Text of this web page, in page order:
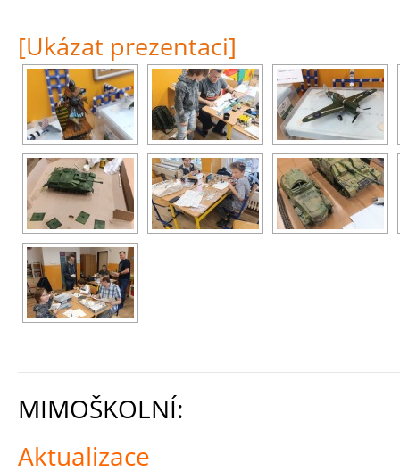
[Ukázat prezentaci]
MIMOŠKOLNÍ:
Aktualizace